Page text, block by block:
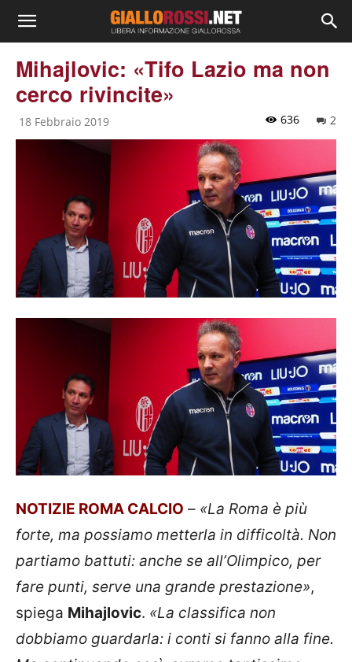
Mihajlovic: «Tifo Lazio ma non
cerco rivincite»
18 Febbraio 2019 2
636
NOTIZIE ROMA CALCIO – «La Roma è più
forte, ma possiamo metterla in difficoltà. Non
partiamo battuti: anche se all’Olimpico, per
fare punti, serve una grande prestazione»,
spiega Mihajlovic. «La classifica non
dobbiamo guardarla: i conti si fanno alla fine.